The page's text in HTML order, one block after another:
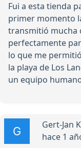
Fui a esta tienda
primer momento
transmitió mucha
perfectamente
lo que me
la playa de Los
un equipo
Gert-Jan
hace 1